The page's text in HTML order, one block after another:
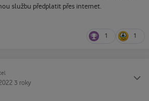
službu předplatit přes internet.
1 1
3 roky